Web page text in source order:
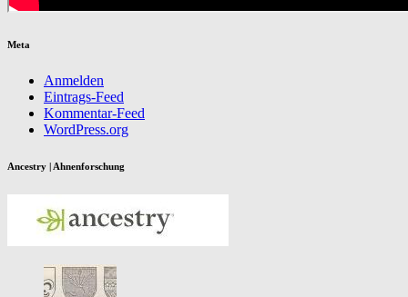
Meta
Anmelden
Eintrags-Feed
Kommentar-Feed
WordPress.org
Ancestry | Ahnenforschung